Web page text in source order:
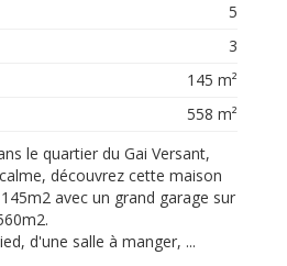
5
3
145 m²
558 m²
le quartier du Gai Versant,
découvrez cette maison
avec un grand garage sur
d'une salle à manger, ...